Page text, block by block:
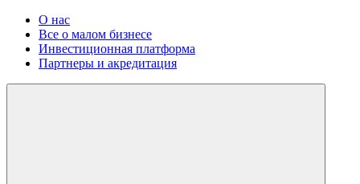
О нас
Все о малом бизнесе
Инвестиционная платформа
Партнеры и акредитация